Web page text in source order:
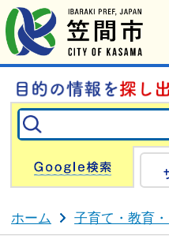
ホーム 子育て・教育